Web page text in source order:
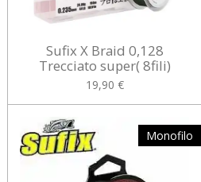
Sufix X Braid 0,128
Trecciato super( 8fili)
19,90 €
Monofilo